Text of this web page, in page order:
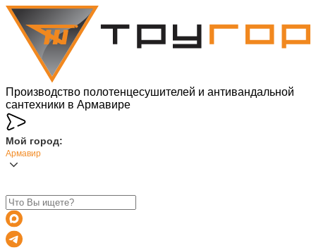
Производство полотенцесушителей и антивандальной
сантехники в Армавире
Мой город:
Армавир